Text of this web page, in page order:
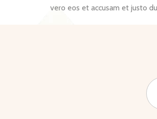
vero eos et accusam et justo